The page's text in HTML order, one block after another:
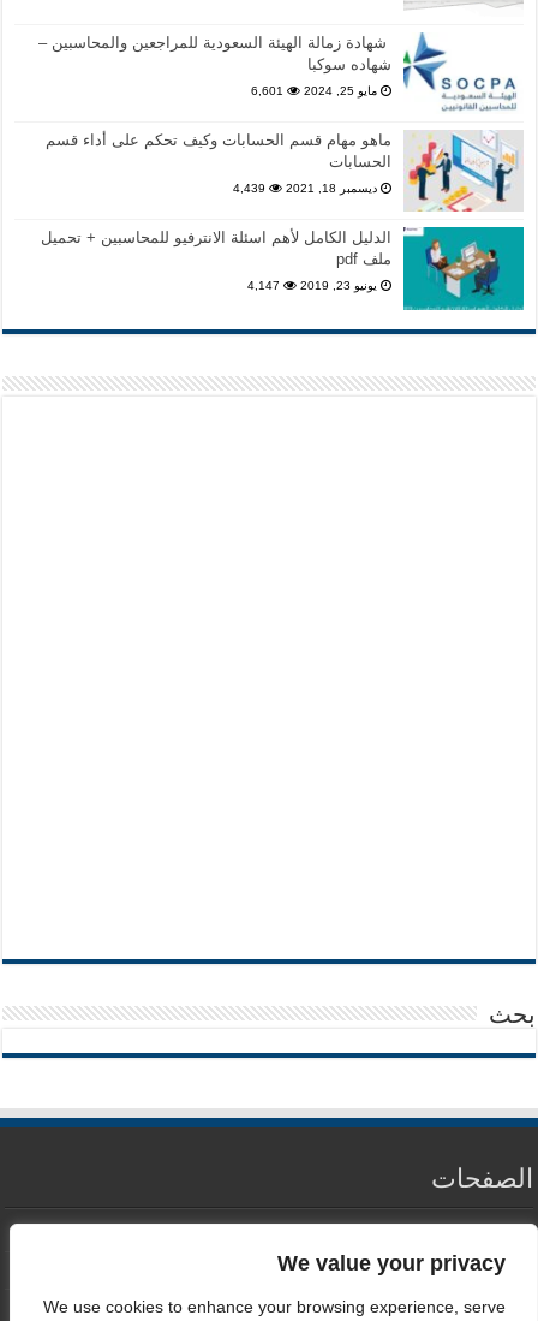
We value your privacy
We use cookies to enhance your browsing experience, serve
شهادة زمالة الهيئة السعودية للمراجعين والمحاسبين –
شهاده سوكبا
مايو 25, 2024 6,601
ماهو مهام قسم الحسابات وكيف تحكم على أداء قسم
الحسابات
ديسمبر 18, 2021 4,439
الدليل الكامل لأهم اسئلة الانترفيو للمحاسبين + تحميل
ملف pdf
يونيو 23, 2019 4,147
بحث
الصفحات
سياسة الخصوصية
اتصل بنا